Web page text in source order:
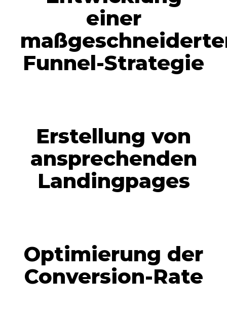
einer
Funnel-Strategie
Erstellung von
ansprechenden
Landingpages
Optimierung der
Conversion-Rate